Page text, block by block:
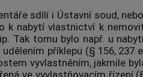
sdílí i Ústavní soud,
k nabytí vlastnictví k
Tak tomu bylo např. u
příklepu (§ 156, 237
vyvlastněním, jakmile
ve vyvlastňovacím řízení